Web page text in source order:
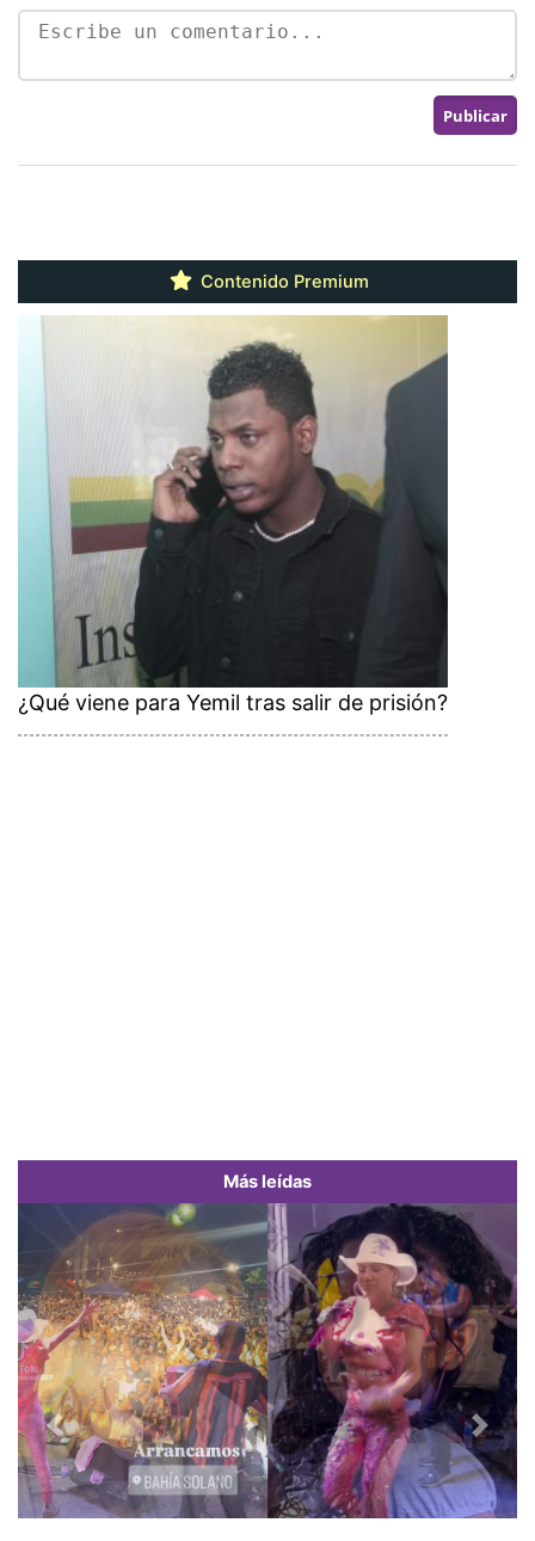
Contenido Premium
¿Qué viene para Yemil tras salir de prisión?
Más leídas
Previous Next